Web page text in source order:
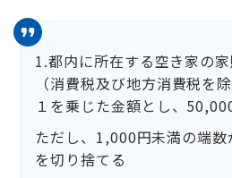
1.都内に所在する空き家の
（消費税及び地方消費税を
１を乗じた金額とし、
ただし、1,000円未満の端
を切り捨てる